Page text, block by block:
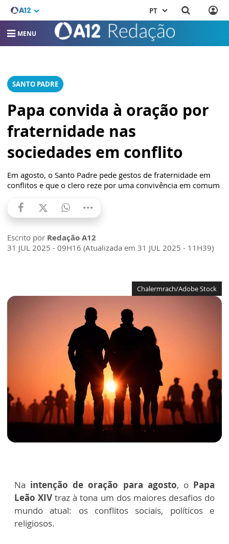
PT
MENU
SANTO PADRE
Papa convida à oração por
fraternidade nas
sociedades em conflito
Em agosto, o Santo Padre pede gestos de fraternidade em
conflitos e que o clero reze por uma convivência em comum
Escrito por Redação A12
31 JUL 2025 - 09H16 (Atualizada em 31 JUL 2025 - 11H39)
Chalermrach/Adobe Stock
Na intenção de oração para agosto, o Papa
Leão XIV traz à tona um dos maiores desafios do
mundo atual: os conflitos sociais, políticos e
religiosos.